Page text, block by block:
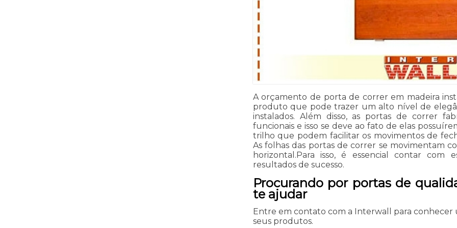
A orçamento de porta de correr em madeira
produto que pode trazer um alto nível de
instalados. Além disso, as portas de correr
funcionais e isso se deve ao fato de elas
trilho que podem facilitar os movimentos de
As folhas das portas de correr se movimentam
horizontal.Para isso, é essencial contar com
resultados de sucesso.
Procurando por portas de
te ajudar
Entre em contato com a Interwall para conhecer
seus produtos.